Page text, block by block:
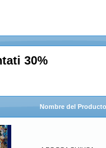
30%
Nombre del